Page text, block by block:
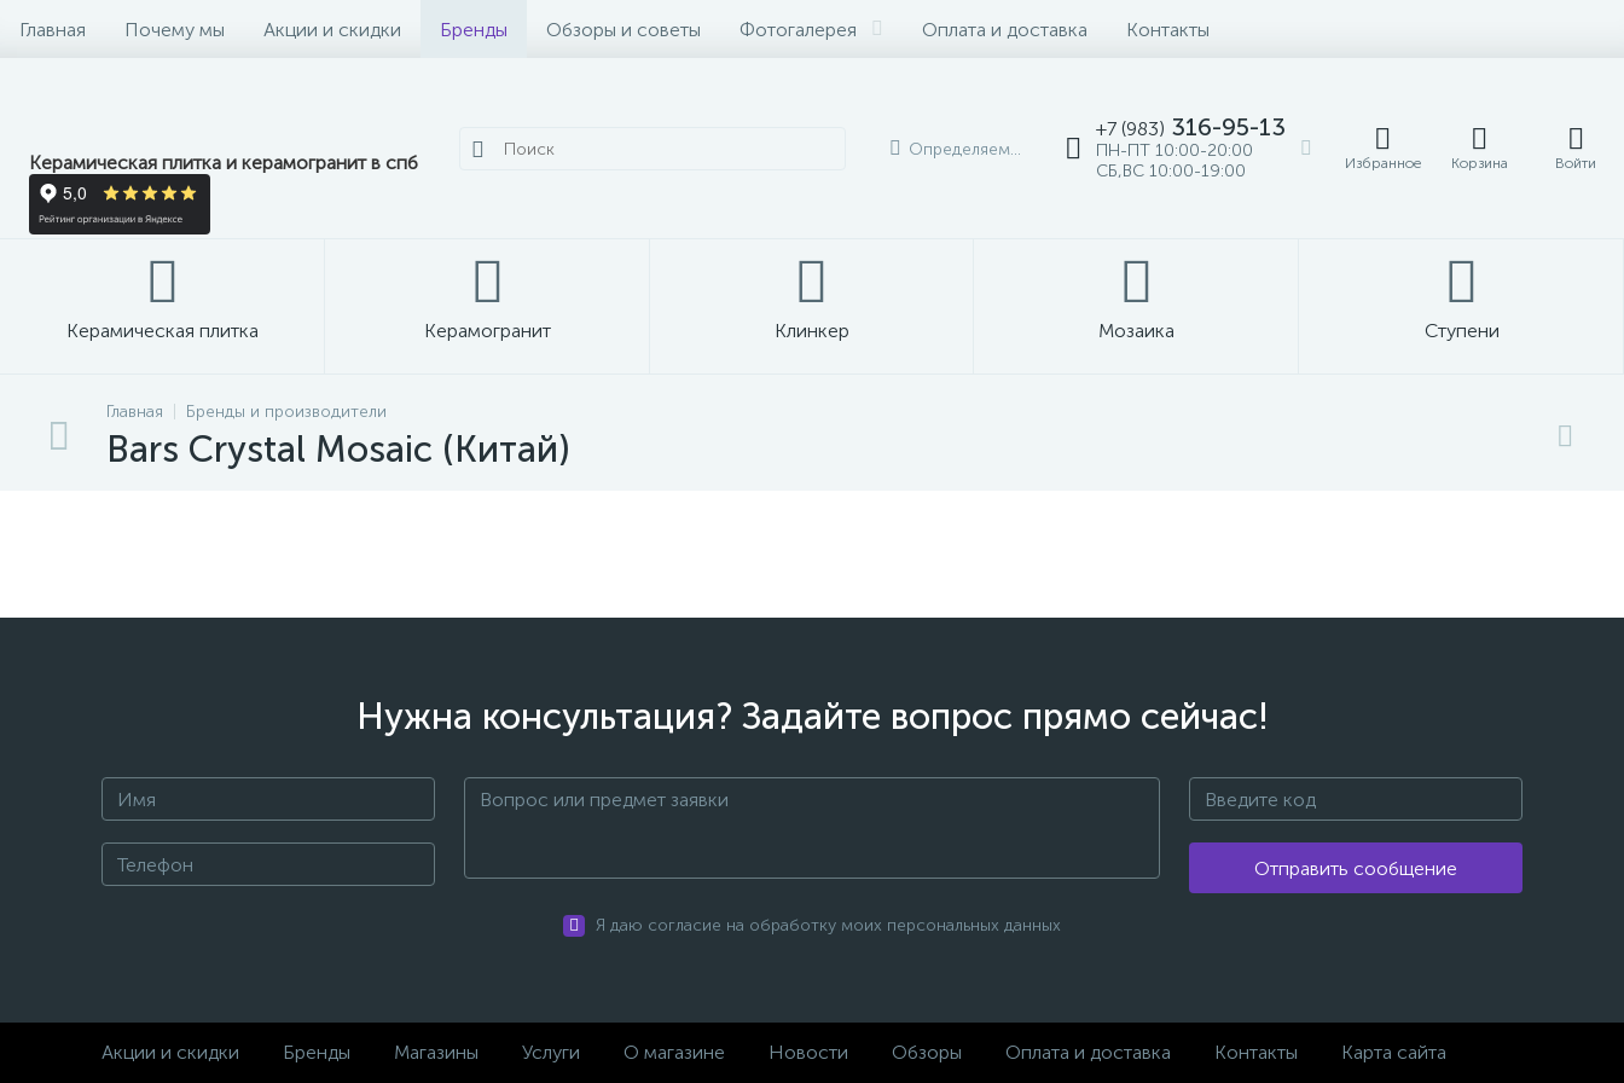
Главная Почему мы Акции и скидки Бренды Обзоры и советы Фотогалерея Оплата и доставка Контакты
Керамическая плитка и керамогранит в спб
Определяем...
+7 (983) 316-95-13
ПН-ПТ 10:00-20:00
СБ,ВС 10:00-19:00
Избранное Корзина Войти
Керамическая плитка Керамогранит Клинкер Мозаика Ступени
Главная Бренды и производители
Bars Crystal Mosaic (Китай)
Нужна консультация? Задайте вопрос прямо сейчас!
Отправить сообщение
Я даю согласие на обработку моих персональных данных
Акции и скидки Бренды Магазины Услуги О магазине Новости Обзоры Оплата и доставка Контакты Карта сайта